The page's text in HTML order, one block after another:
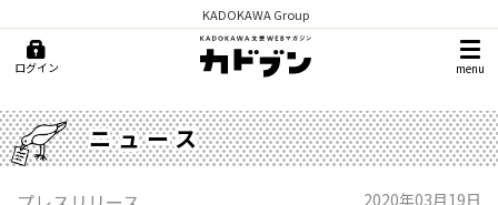
KADOKAWA Group
ログイン menu
ニュース
2020年03月19日